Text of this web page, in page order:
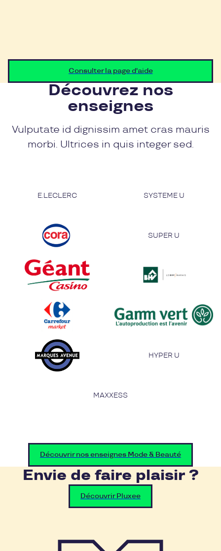
Consulter la page d'aide
Découvrez nos
enseignes
Vulputate id dignissim amet cras mauris
morbi. Ultrices in quis integer sed.
E.LECLERC SYSTEME U
SUPER U
HYPER U
MAXXESS
Découvrir nos enseignes Mode & Beauté
Envie de faire plaisir ?
Découvrir Pluxee